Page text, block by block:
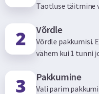
Taotluse täitmine
Võrdle
Võrdle pakkumisi.
vähem kui 1 tunni
Pakkumine
Vali parim